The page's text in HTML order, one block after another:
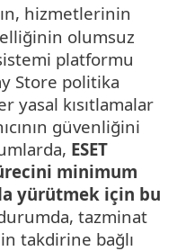
hizmetlerinin
olumsuz
platformu
Store politika
yasal kısıtlamalar
güvenliğini
ESET
minimum
yürütmek için bu
tazminat
takdirine bağlı